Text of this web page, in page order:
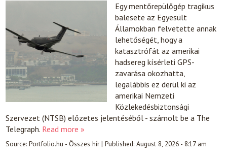
Egy mentőrepülőgép tragikus
balesete az Egyesült
Államokban felvetette annak
lehetőségét, hogy a
katasztrófát az amerikai
hadsereg kísérleti GPS-
zavarása okozhatta,
legalábbis ez derül ki az
amerikai Nemzeti
Közlekedésbiztonsági
Szervezet (NTSB) előzetes jelentéséből - számolt be a The
Telegraph. Read more »
Source:Portfolio.hu - Összes hír|Published:August 8, 2026 - 8:17 am